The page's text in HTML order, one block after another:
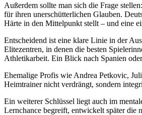
Außerdem sollte man sich die Frage
für ihren unerschütterlichen Glauben.
Härte in den Mittelpunkt stellt – und eine
Entscheidend ist eine klare Linie in der
Elitezentren, in denen die besten
Athletikarbeit. Ein Blick nach Spanien
Ehemalige Profis wie Andrea Petkovic,
Heimtrainer nicht verdrängt, sondern
Ein weiterer Schlüssel liegt auch im
Lernchance begreift, entwickelt später die